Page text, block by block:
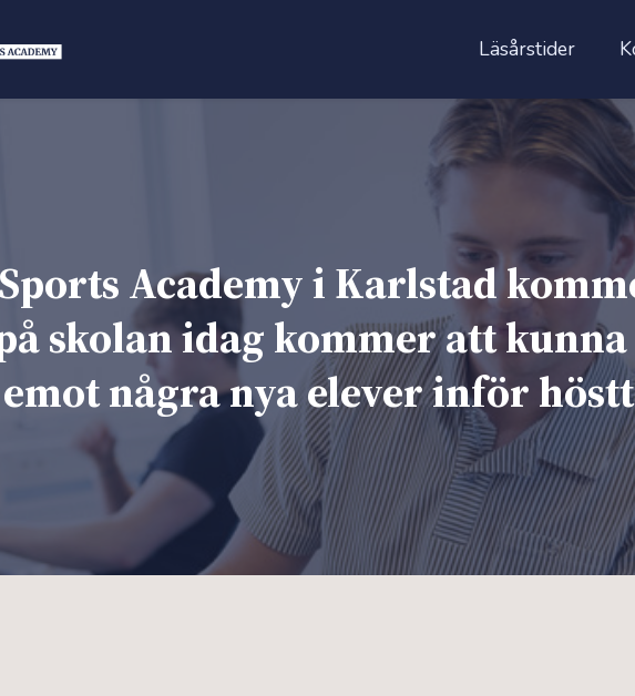
Läsårstider
Academy i Karlstad
skolan idag kommer att
några nya elever inför